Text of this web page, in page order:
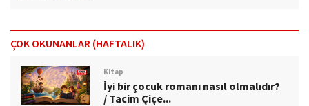
ÇOK OKUNANLAR (HAFTALIK)
Kitap
İyi bir çocuk romanı nasıl olmalıdır?
/ Tacim Çiçe...